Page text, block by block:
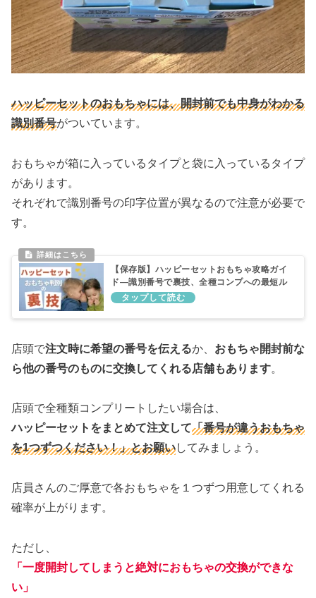
ハッピーセットのおもちゃには、開封前でも中身がわかる
識別番号がついています。
おもちゃが箱に入っているタイプと袋に入っているタイプ
があります。
それぞれで識別番号の印字位置が異なるので注意が必要で
す。
【保存版】ハッピーセットおもちゃ攻略ガイ
ド―識別番号で裏技、全種コンプへの最短ル
ート
店頭で注文時に希望の番号を伝えるか、 おもちゃ開封前な
ら他の番号のものに交換してくれる店舗もあります。
店頭で全種類コンプリートしたい場合は、
ハッピーセットをまとめて注文して「番号が違うおもちゃ
を1つずつください！」とお願いしてみましょう。
店員さんのご厚意で各おもちゃを１つずつ用意してくれる
確率が上がります。
ただし、
「一度開封してしまうと絶対におもちゃの交換ができな
い」